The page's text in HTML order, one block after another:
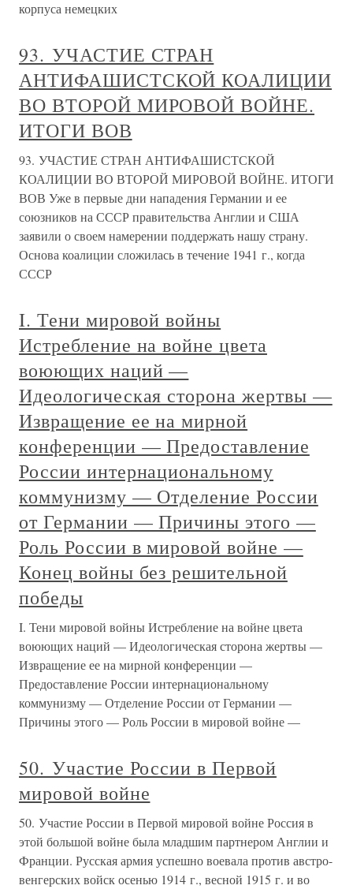
корпуса немецких
93. УЧАСТИЕ СТРАН
АНТИФАШИСТСКОЙ КОАЛИЦИИ
ВО ВТОРОЙ МИРОВОЙ ВОЙНЕ.
ИТОГИ ВОВ
93. УЧАСТИЕ СТРАН АНТИФАШИСТСКОЙ
КОАЛИЦИИ ВО ВТОРОЙ МИРОВОЙ ВОЙНЕ. ИТОГИ
ВОВ Уже в первые дни нападения Германии и ее
союзников на СССР правительства Англии и США
заявили о своем намерении поддержать нашу страну.
Основа коалиции сложилась в течение 1941 г., когда
СССР
I. Тени мировой войны
Истребление на войне цвета
воюющих наций —
Идеологическая сторона жертвы —
Извращение ее на мирной
конференции — Предоставление
России интернациональному
коммунизму — Отделение России
от Германии — Причины этого —
Роль России в мировой войне —
Конец войны без решительной
победы
I. Тени мировой войны Истребление на войне цвета
воюющих наций — Идеологическая сторона жертвы —
Извращение ее на мирной конференции —
Предоставление России интернациональному
коммунизму — Отделение России от Германии —
Причины этого — Роль России в мировой войне —
50. Участие России в Первой
мировой войне
50. Участие России в Первой мировой войне Россия в
этой большой войне была младшим партнером Англии и
Франции. Русская армия успешно воевала против австро-
венгерских войск осенью 1914 г., весной 1915 г. и во